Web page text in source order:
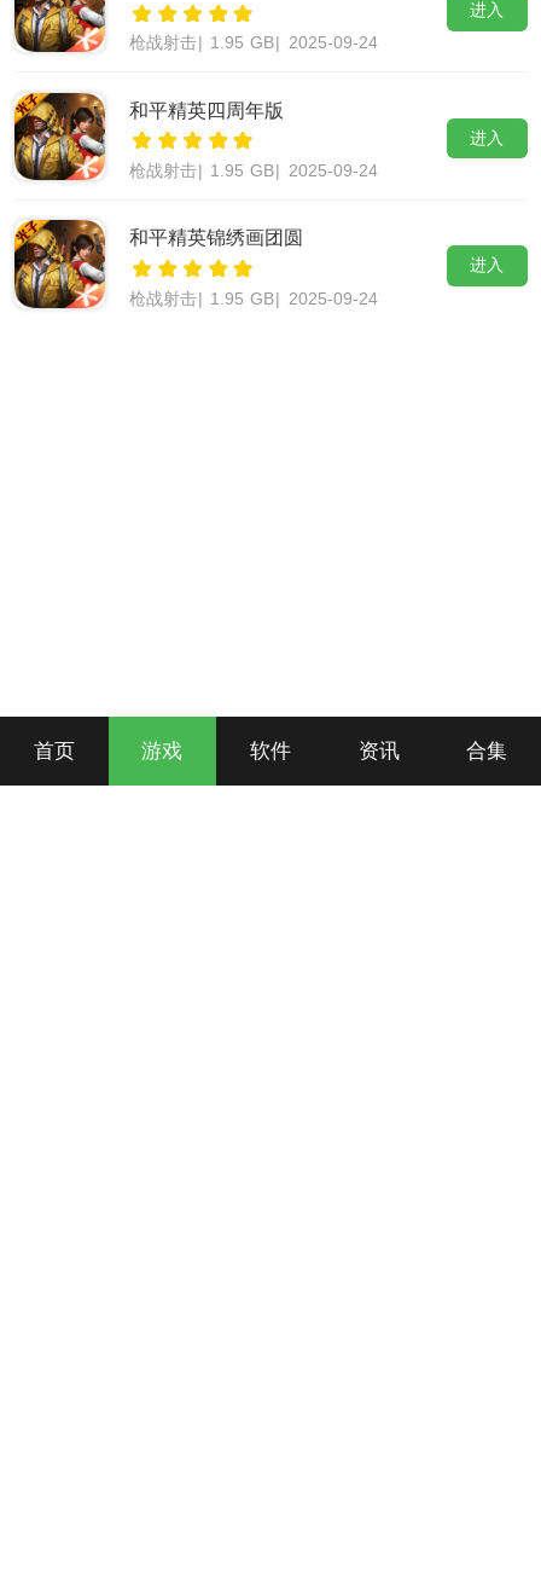
枪战射击 1.95 GB 2025-09-24
进入
和平精英四周年版
枪战射击 1.95 GB 2025-09-24
进入
和平精英锦绣画团圆
枪战射击 1.95 GB 2025-09-24
进入
首页 游戏 软件 资讯 合集